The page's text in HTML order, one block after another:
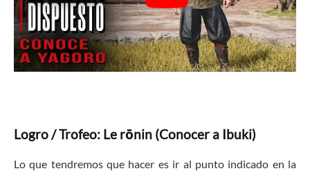
Logro / Trofeo: Le rōnin (Conocer a Ibuki)
Lo que tendremos que hacer es ir al punto indicado en la